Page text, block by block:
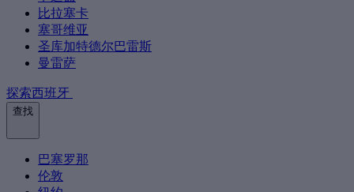
比拉塞卡
塞哥维亚
圣库加特德尔巴雷斯
曼雷萨
探索西班牙
查找
巴塞罗那
伦敦